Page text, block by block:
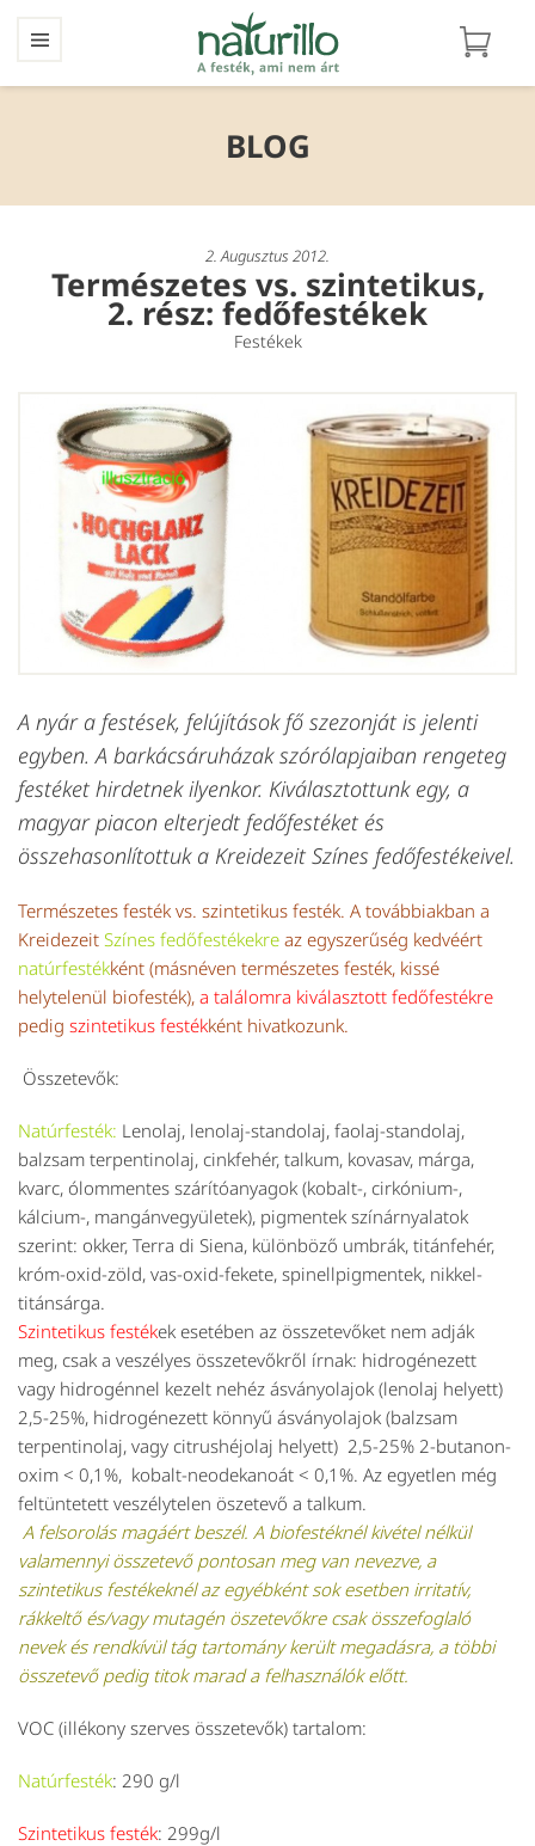
BLOG
2. Augusztus 2012.
Természetes vs. szintetikus,
2. rész: fedőfestékek
Festékek
A nyár a festések, felújítások fő szezonját is jelenti
egyben. A barkácsáruházak szórólapjaiban rengeteg
festéket hirdetnek ilyenkor. Kiválasztottunk egy, a
magyar piacon elterjedt fedőfestéket és
összehasonlítottuk a Kreidezeit Színes fedőfestékeivel.
Természetes festék vs. szintetikus festék. A továbbiakban a
Kreidezeit Színes fedőfestékekre az egyszerűség kedvéért
natúrfestékként (másnéven természetes festék, kissé
helytelenül biofesték), a találomra kiválasztott fedőfestékre
pedig szintetikus festékként hivatkozunk.
Összetevők:
Natúrfesték: Lenolaj, lenolaj-standolaj, faolaj-standolaj,
balzsam terpentinolaj, cinkfehér, talkum, kovasav, márga,
kvarc, ólommentes szárítóanyagok (kobalt-, cirkónium-,
kálcium-, mangánvegyületek), pigmentek színárnyalatok
szerint: okker, Terra di Siena, különböző umbrák, titánfehér,
króm-oxid-zöld, vas-oxid-fekete, spinellpigmentek, nikkel-
titánsárga.
Szintetikus festékek esetében az összetevőket nem adják
meg, csak a veszélyes összetevőkről írnak: hidrogénezett
vagy hidrogénnel kezelt nehéz ásványolajok (lenolaj helyett)
2,5-25%, hidrogénezett könnyű ásványolajok (balzsam
terpentinolaj, vagy citrushéjolaj helyett) 2,5-25% 2-butanon-
oxim < 0,1%, kobalt-neodekanoát < 0,1%. Az egyetlen még
feltüntetett veszélytelen öszetevő a talkum.
A felsorolás magáért beszél. A biofestéknél kivétel nélkül
valamennyi összetevő pontosan meg van nevezve, a
szintetikus festékeknél az egyébként sok esetben irritatív,
rákkeltő és/vagy mutagén öszetevőkre csak összefoglaló
nevek és rendkívül tág tartomány került megadásra, a többi
összetevő pedig titok marad a felhasználók előtt.
VOC (illékony szerves összetevők) tartalom:
Natúrfesték: 290 g/l
Szintetikus festék: 299g/l